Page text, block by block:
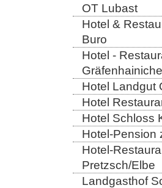
OT Lubast
Hotel &
Buro
Hotel -
Hotel Landgut
Hotel
Hotel Schloss
Hotel-Pension
Hotel-
Pretzsch/Elbe
Landgasthof